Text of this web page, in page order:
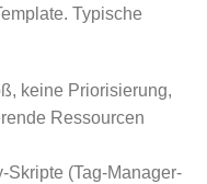
Typische
keine Priorisierung,
Ressourcen
Skripte (Tag-Manager-